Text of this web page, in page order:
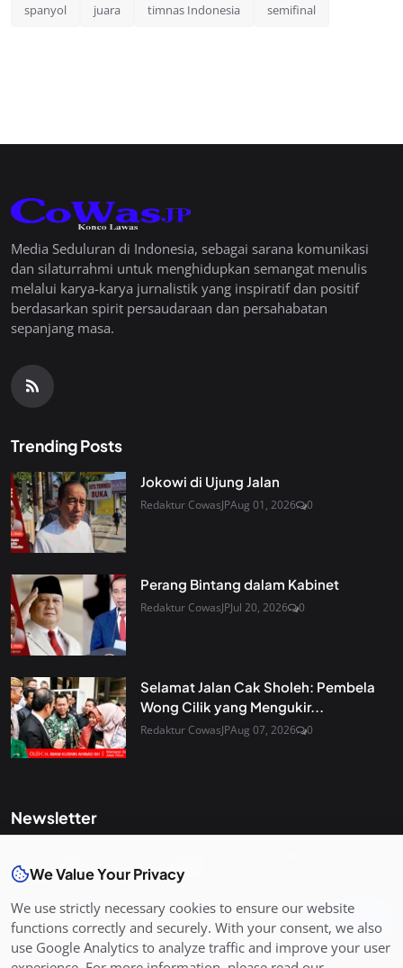
spanyol juara timnas Indonesia semifinal
Media Seduluran di Indonesia, sebagai sarana komunikasi
dan silaturrahmi untuk menghidupkan semangat menulis
melalui karya-karya jurnalistik yang inspiratif dan positif
berdasarkan spirit persaudaraan dan persahabatan
sepanjang masa.
Trending Posts
Jokowi di Ujung Jalan
Redaktur CowasJPAug 01, 2026 0
Perang Bintang dalam Kabinet
Redaktur CowasJPJul 20, 2026 0
Selamat Jalan Cak Sholeh: Pembela
Wong Cilik yang Mengukir...
Redaktur CowasJPAug 07, 2026 0
Newsletter
inbox. Sign up for our newsletter.
Join
We Value Your Privacy
We use strictly necessary cookies to ensure our website
functions correctly and securely. With your consent, we also
use Google Analytics to analyze traffic and improve your user